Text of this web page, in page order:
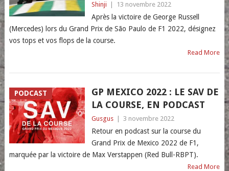
Shinji 13 novembre 2022
Après la victoire de George Russell
(Mercedes) lors du Grand Prix de São Paulo de F1 2022, désignez
vos tops et vos flops de la course.
Read More
PODCAST
GP MEXICO 2022 : LE SAV DE
LA COURSE, EN PODCAST
Gusgus 3 novembre 2022
Retour en podcast sur la course du
Grand Prix de Mexico 2022 de F1,
marquée par la victoire de Max Verstappen (Red Bull-RBPT).
Read More